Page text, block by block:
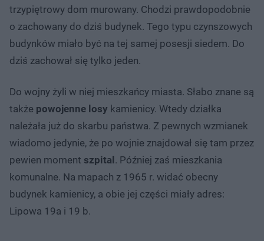
trzypiętrowy dom murowany. Chodzi prawdopodobnie
o zachowany do dziś budynek. Tego typu czynszowych
budynków miało być na tej samej posesji siedem. Do
dziś zachował się tylko jeden.
Do wojny żyli w niej mieszkańcy miasta. Słabo znane są
także powojenne losy kamienicy. Wtedy działka
należała już do skarbu państwa. Z pewnych wzmianek
wiadomo jedynie, że po wojnie znajdował się tam przez
pewien moment szpital. Później zaś mieszkania
komunalne. Na mapach z 1965 r. widać obecny
budynek kamienicy, a obie jej części miały adres:
Lipowa 19a i 19 b.